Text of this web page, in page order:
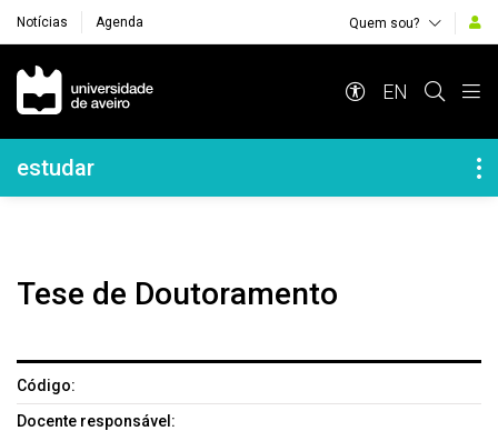
Notícias Agenda Quem sou?
Navegação Principal
EN
Navegação Lateral
estudar
Tese de Doutoramento
Código:
Docente responsável: